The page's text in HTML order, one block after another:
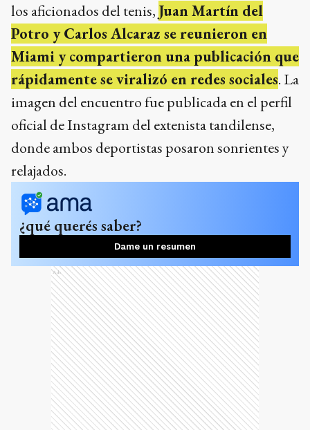
los aficionados del tenis, Juan Martín del
Potro y Carlos Alcaraz se reunieron en
Miami y compartieron una publicación que
rápidamente se viralizó en redes sociales. La
imagen del encuentro fue publicada en el perfil
oficial de Instagram del extenista tandilense,
donde ambos deportistas posaron sonrientes y
relajados.
¿qué querés saber?
Dame un resumen
Ads